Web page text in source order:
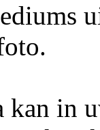
kan in